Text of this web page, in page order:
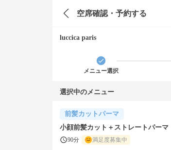
空席確認・予約する
luccica paris
メニュー選択
選択中のメニュー
前髪カットパーマ
小顔前髪カット＋ストレートパーマ
90分 満足度募集中